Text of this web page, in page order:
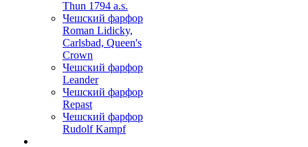
Thun 1794 a.s.
Чешский фарфор
Roman Lidicky,
Carlsbad, Queen's
Crown
Чешский фарфор
Leander
Чешский фарфор
Repast
Чешский фарфор
Rudolf Kampf